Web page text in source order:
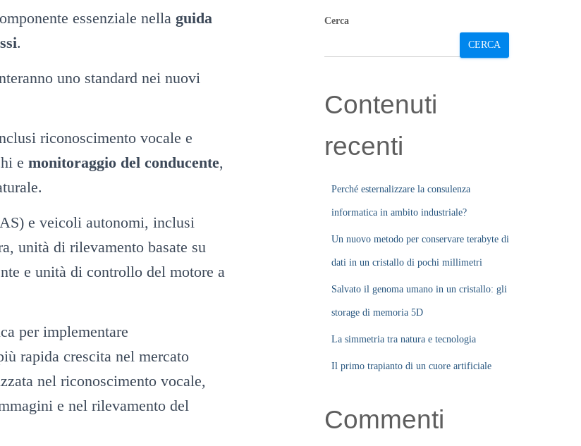
essenziale nella guida
.
uno standard nei nuovi
riconoscimento vocale e
e monitoraggio del conducente,
e veicoli autonomi, inclusi
unità di rilevamento basate su
e unità di controllo del motore a
per implementare
rapida crescita nel mercato
nel riconoscimento vocale,
e nel rilevamento del
Cerca
CERCA
Contenuti
recenti
Perché esternalizzare la consulenza
informatica in ambito industriale?
Un nuovo metodo per conservare terabyte di
dati in un cristallo di pochi millimetri
Salvato il genoma umano in un cristallo: gli
storage di memoria 5D
La simmetria tra natura e tecnologia
Il primo trapianto di un cuore artificiale
Commenti